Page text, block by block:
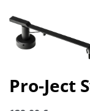
Pro-Ject